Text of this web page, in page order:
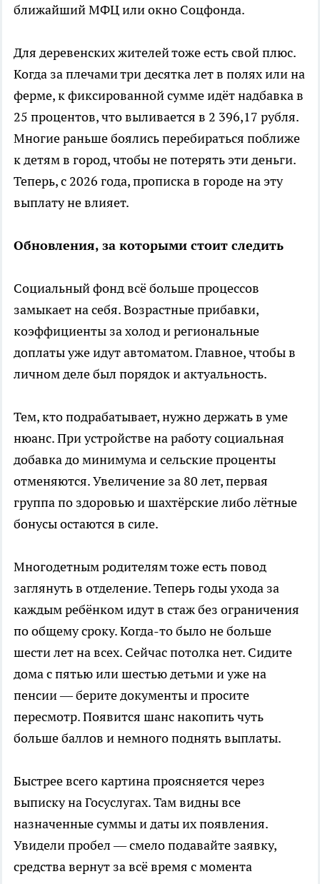
ближайший МФЦ или окно Соцфонда.
Для деревенских жителей тоже есть свой плюс.
Когда за плечами три десятка лет в полях или на
ферме, к фиксированной сумме идёт надбавка в
25 процентов, что выливается в 2 396,17 рубля.
Многие раньше боялись перебираться поближе
к детям в город, чтобы не потерять эти деньги.
Теперь, с 2026 года, прописка в городе на эту
выплату не влияет.
Обновления, за которыми стоит следить
Социальный фонд всё больше процессов
замыкает на себя. Возрастные прибавки,
коэффициенты за холод и региональные
доплаты уже идут автоматом. Главное, чтобы в
личном деле был порядок и актуальность.
Тем, кто подрабатывает, нужно держать в уме
нюанс. При устройстве на работу социальная
добавка до минимума и сельские проценты
отменяются. Увеличение за 80 лет, первая
группа по здоровью и шахтёрские либо лётные
бонусы остаются в силе.
Многодетным родителям тоже есть повод
заглянуть в отделение. Теперь годы ухода за
каждым ребёнком идут в стаж без ограничения
по общему сроку. Когда-то было не больше
шести лет на всех. Сейчас потолка нет. Сидите
дома с пятью или шестью детьми и уже на
пенсии — берите документы и просите
пересмотр. Появится шанс накопить чуть
больше баллов и немного поднять выплаты.
Быстрее всего картина проясняется через
выписку на Госуслугах. Там видны все
назначенные суммы и даты их появления.
Увидели пробел — смело подавайте заявку,
средства вернут за всё время с момента